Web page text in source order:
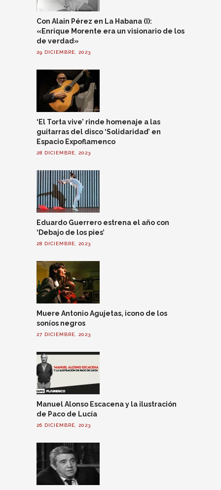
Con Alain Pérez en La Habana (I):
«Enrique Morente era un visionario de los
de verdad»
29 DICIEMBRE, 2023
‘El Torta vive’ rinde homenaje a las
guitarras del disco ‘Solidaridad’ en
Espacio Expoflamenco
28 DICIEMBRE, 2023
Eduardo Guerrero estrena el año con
‘Debajo de los pies’
28 DICIEMBRE, 2023
Muere Antonio Agujetas, icono de los
soníos negros
27 DICIEMBRE, 2023
Manuel Alonso Escacena y la ilustración
de Paco de Lucía
26 DICIEMBRE, 2023